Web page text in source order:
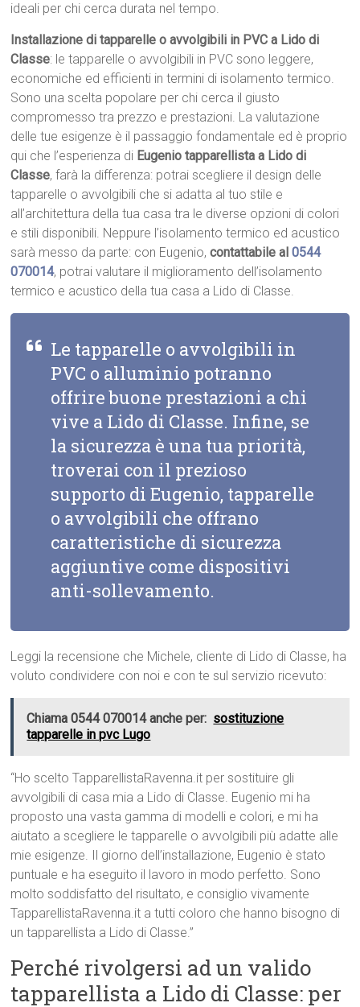
ideali per chi cerca durata nel tempo.
Installazione di tapparelle o avvolgibili in PVC a Lido di
Classe: le tapparelle o avvolgibili in PVC sono leggere,
economiche ed efficienti in termini di isolamento termico.
Sono una scelta popolare per chi cerca il giusto
compromesso tra prezzo e prestazioni. La valutazione
delle tue esigenze è il passaggio fondamentale ed è proprio
qui che l’esperienza di Eugenio tapparellista a Lido di
Classe, farà la differenza: potrai scegliere il design delle
tapparelle o avvolgibili che si adatta al tuo stile e
all’architettura della tua casa tra le diverse opzioni di colori
e stili disponibili. Neppure l’isolamento termico ed acustico
sarà messo da parte: con Eugenio,contattabile al0544
070014, potrai valutare il miglioramento dell’isolamento
termico e acustico della tua casa a Lido di Classe.
Le tapparelle o avvolgibili in
PVC o alluminio potranno
offrire buone prestazioni a chi
vive a Lido di Classe. Infine, se
la sicurezza è una tua priorità,
troverai con il prezioso
supporto di Eugenio, tapparelle
o avvolgibili che offrano
caratteristiche di sicurezza
aggiuntive come dispositivi
anti-sollevamento.
Leggi la recensione che Michele, cliente di Lido di Classe, ha
voluto condividere con noi e con te sul servizio ricevuto:
Chiama 0544 070014 anche per: sostituzione
tapparelle in pvc Lugo
“Ho scelto TapparellistaRavenna.it per sostituire gli
avvolgibili di casa mia a Lido di Classe. Eugenio mi ha
proposto una vasta gamma di modelli e colori, e mi ha
aiutato a scegliere le tapparelle o avvolgibili più adatte alle
mie esigenze. Il giorno dell’installazione, Eugenio è stato
puntuale e ha eseguito il lavoro in modo perfetto. Sono
molto soddisfatto del risultato, e consiglio vivamente
TapparellistaRavenna.it a tutti coloro che hanno bisogno di
un tapparellista a Lido di Classe.”
Perché rivolgersi ad un valido
tapparellista a Lido di Classe: per